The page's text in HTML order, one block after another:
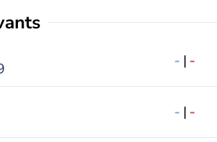
- | -
- | -